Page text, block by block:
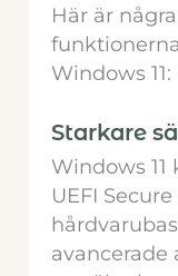
Här är
Windows 11:
Starkare
Windows 11
UEFI
avancerade